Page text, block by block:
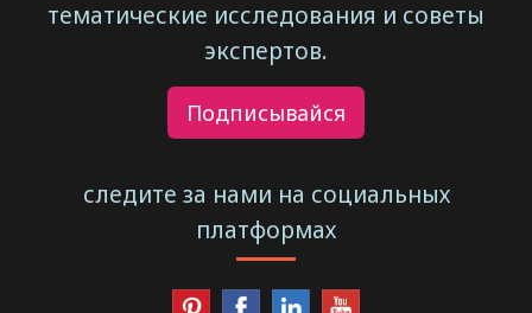
тематические исследования и советы
экспертов.
Подписывайся
следите за нами на социальных
платформах